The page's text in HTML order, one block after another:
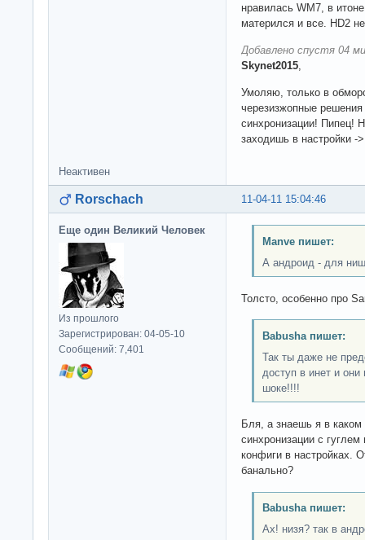
нравилась WM7, в
матерился и все. HD2
Добавлено спустя 04
Skynet2015,
Умоляю, только в
черезизжопные
синхронизации! Пипец!
заходишь в настройки -
Неактивен
11-04-11 15:04:46
Rorschach
Еще один Великий Человек
Из прошлого
Зарегистрирован: 04-05-10
Сообщений: 7,401
Manve пишет:
А андроид - для
Толсто, особенно про
Babusha пишет:
Так ты даже не
доступ в инет и
шоке!!!!
Бля, а знаешь я в каком
синхронизации с
конфиги в настройках.
банально?
Babusha пишет:
Ах! низя? так в